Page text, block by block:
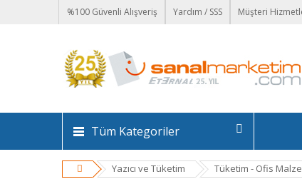
%100 Güvenli Alışveriş Yardım / SSS Müşteri
Tüm Kategoriler
Yazıcı ve Tüketim Tüketim - Ofis